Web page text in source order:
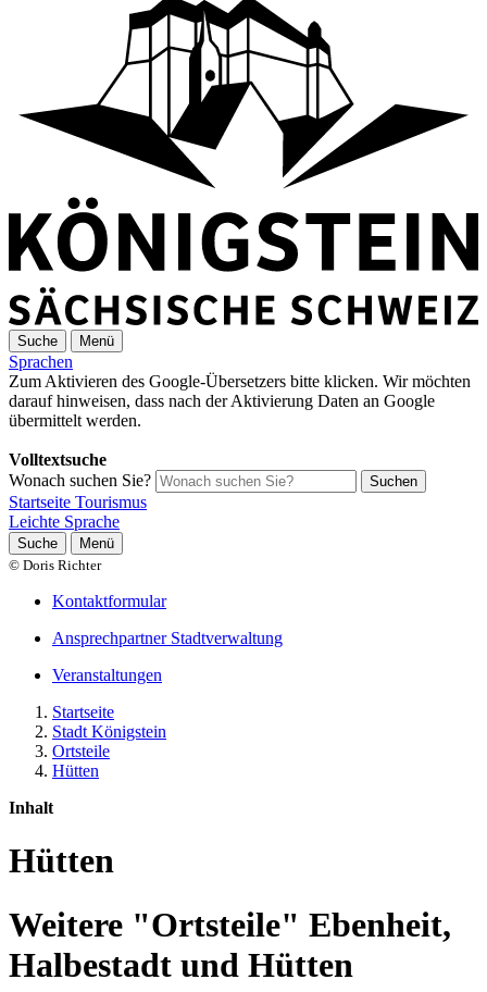
Suche Menü
Sprachen
Zum Aktivieren des Google-Übersetzers bitte klicken. Wir möchten
darauf hinweisen, dass nach der Aktivierung Daten an Google
übermittelt werden.
Volltextsuche
Wonach suchen Sie?
Suchen
Startseite Tourismus
Leichte Sprache
Suche
Menü
© Doris Richter
Kontaktformular
Ansprechpartner Stadtverwaltung
Veranstaltungen
Startseite
Stadt Königstein
Ortsteile
Hütten
Inhalt
Hütten
Weitere "Ortsteile" Ebenheit,
Halbestadt und Hütten